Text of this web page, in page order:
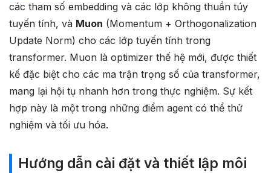
các tham số embedding và các lớp không thuần túy
tuyến tính, và Muon (Momentum + Orthogonalization
Update Norm) cho các lớp tuyến tính trong
transformer. Muon là optimizer thế hệ mới, được thiết
kế đặc biệt cho các ma trận trọng số của transformer,
mang lại hội tụ nhanh hơn trong thực nghiệm. Sự kết
hợp này là một trong những điểm agent có thể thử
nghiệm và tối ưu hóa.
Hướng dẫn cài đặt và thiết lập môi